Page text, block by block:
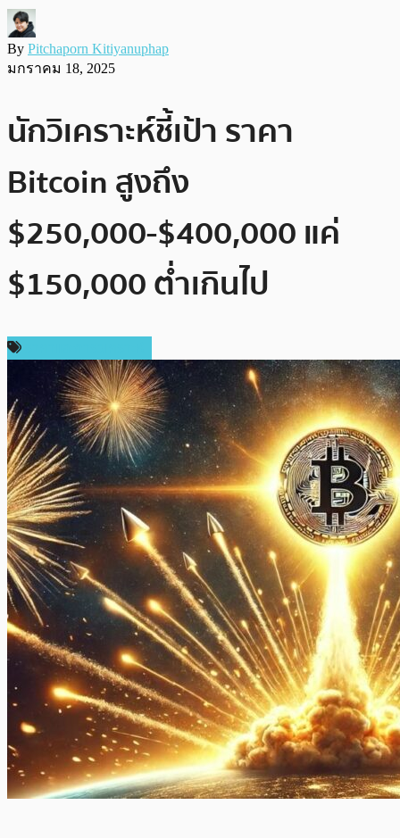
By Pitchaporn Kitiyanuphap
มกราคม 18, 2025
นักวิเคราะห์ชี้เป้า ราคา
Bitcoin สูงถึง
$250,000-$400,000 แค่
$150,000 ต่ำเกินไป